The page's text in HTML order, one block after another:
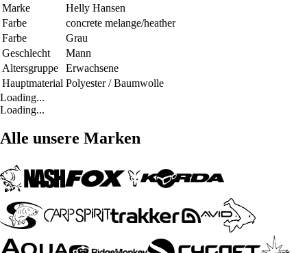
Marke
Helly Hansen
Farbe
concrete melange/heather
Farbe
Grau
Geschlecht
Mann
Altersgruppe
Erwachsene
Hauptmaterial Polyester / Baumwolle
Loading...
Loading...
Alle unsere Marken